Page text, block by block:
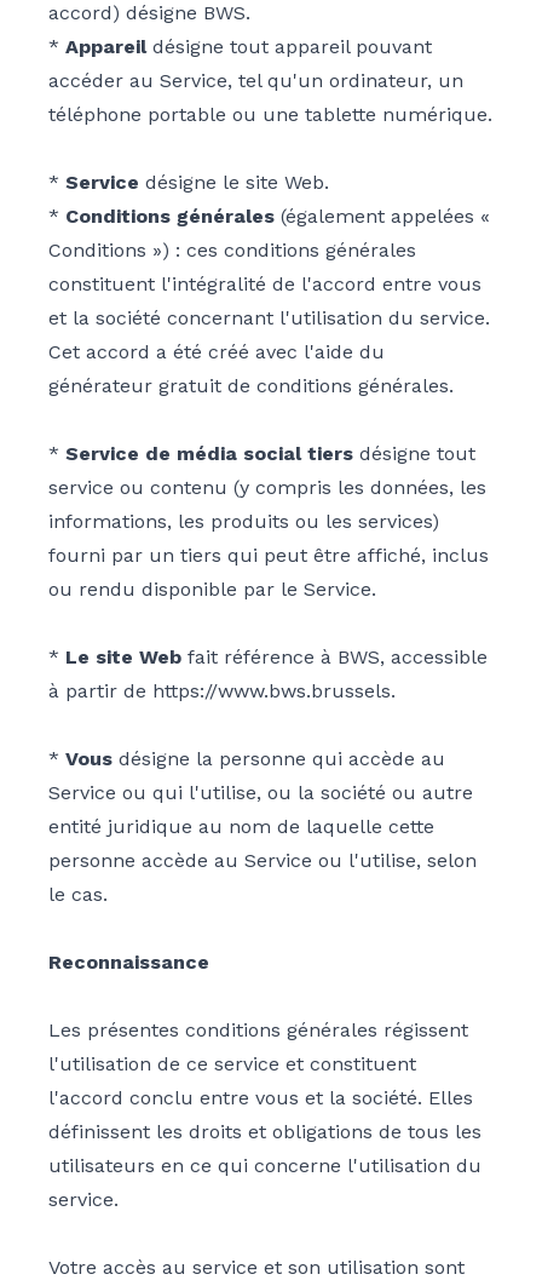
accord) désigne BWS.
* Appareildésigne tout appareil pouvant
accéder au Service, tel qu'un ordinateur, un
téléphone portable ou une tablette numérique.
* Service désigne le site Web.
* Conditions générales (également appelées «
Conditions ») : ces conditions générales
constituent l'intégralité de l'accord entre vous
et la société concernant l'utilisation du service.
Cet accord a été créé avec l'aide du
générateur gratuit de conditions générales.
* Service de média social tiers désigne tout
service ou contenu (y compris les données, les
informations, les produits ou les services)
fourni par un tiers qui peut être affiché, inclus
ou rendu disponible par le Service.
* Le site Web fait référence à BWS, accessible
à partir de https://www.bws.brussels.
* Vous désigne la personne qui accède au
Service ou qui l'utilise, ou la société ou autre
entité juridique au nom de laquelle cette
personne accède au Service ou l'utilise, selon
le cas.
Reconnaissance
Les présentes conditions générales régissent
l'utilisation de ce service et constituent
l'accord conclu entre vous et la société. Elles
définissent les droits et obligations de tous les
utilisateurs en ce qui concerne l'utilisation du
service.
Votre accès au service et son utilisation sont